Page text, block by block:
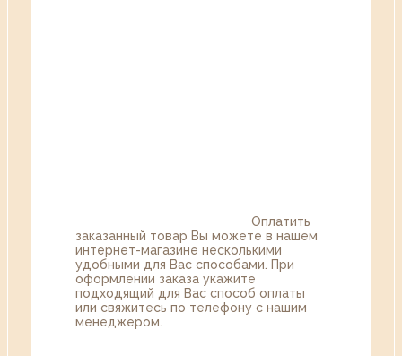
Оплатить
заказанный товар Вы можете в нашем
интернет-магазине несколькими
удобными для Вас способами. При
оформлении заказа укажите
подходящий для Вас способ оплаты
или свяжитесь по телефону с нашим
менеджером.